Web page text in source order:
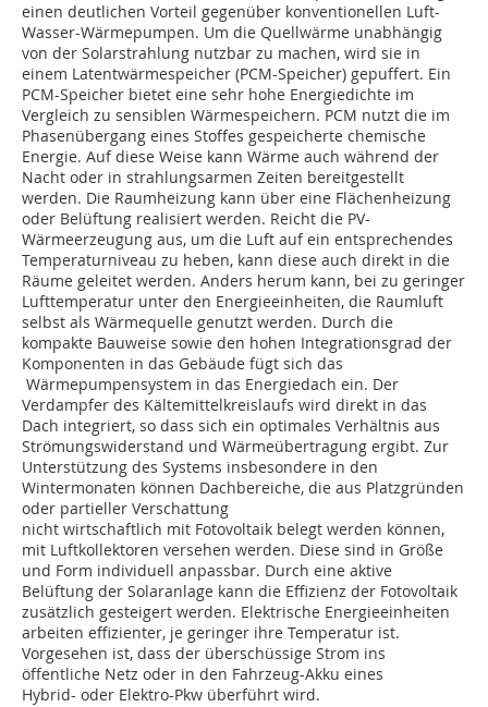
einen deutlichen Vorteil gegenüber konventionellen Luft-
Wasser-Wärmepumpen. Um die Quellwärme unabhängig
von der Solarstrahlung nutzbar zu machen, wird sie in
einem Latentwärmespeicher (PCM-Speicher) gepuffert. Ein
PCM-Speicher bietet eine sehr hohe Energiedichte im
Vergleich zu sensiblen Wärmespeichern. PCM nutzt die im
Phasenübergang eines Stoffes gespeicherte chemische
Energie. Auf diese Weise kann Wärme auch während der
Nacht oder in strahlungsarmen Zeiten bereitgestellt
werden. Die Raumheizung kann über eine Flächenheizung
oder Belüftung realisiert werden. Reicht die PV-
Wärmeerzeugung aus, um die Luft auf ein entsprechendes
Temperaturniveau zu heben, kann diese auch direkt in die
Räume geleitet werden. Anders herum kann, bei zu geringer
Lufttemperatur unter den Energieeinheiten, die Raumluft
selbst als Wärmequelle genutzt werden. Durch die
kompakte Bauweise sowie den hohen Integrationsgrad der
Komponenten in das Gebäude fügt sich das
Wärmepumpensystem in das Energiedach ein. Der
Verdampfer des Kältemittelkreislaufs wird direkt in das
Dach integriert, so dass sich ein optimales Verhältnis aus
Strömungswiderstand und Wärmeübertragung ergibt. Zur
Unterstützung des Systems insbesondere in den
Wintermonaten können Dachbereiche, die aus Platzgründen
oder partieller Verschattung
nicht wirtschaftlich mit Fotovoltaik belegt werden können,
mit Luftkollektoren versehen werden. Diese sind in Größe
und Form individuell anpassbar. Durch eine aktive
Belüftung der Solaranlage kann die Effizienz der Fotovoltaik
zusätzlich gesteigert werden. Elektrische Energieeinheiten
arbeiten effizienter, je geringer ihre Temperatur ist.
Vorgesehen ist, dass der überschüssige Strom ins
öffentliche Netz oder in den Fahrzeug-Akku eines
Hybrid- oder Elektro-Pkw überführt wird.